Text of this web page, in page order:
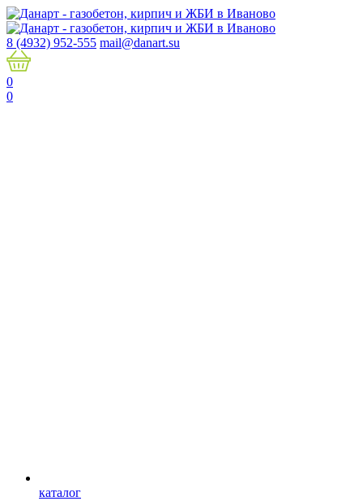
8 (4932) 952-555 mail@danart.su
0
0
каталог